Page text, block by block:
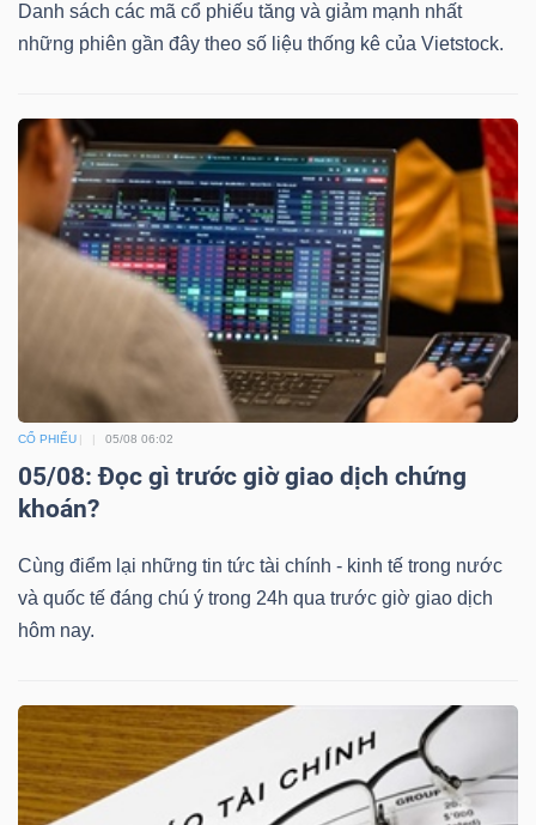
Danh sách các mã cổ phiếu tăng và giảm mạnh nhất
những phiên gần đây theo số liệu thống kê của Vietstock.
CỔ PHIẾU 05/08 06:02
05/08: Đọc gì trước giờ giao dịch chứng
khoán?
Cùng điểm lại những tin tức tài chính - kinh tế trong nước
và quốc tế đáng chú ý trong 24h qua trước giờ giao dịch
hôm nay.